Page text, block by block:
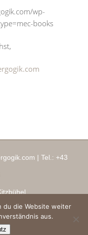
wp-
books
| Tel.: +43
|Ringana Shop
du die Website weiter
aus.